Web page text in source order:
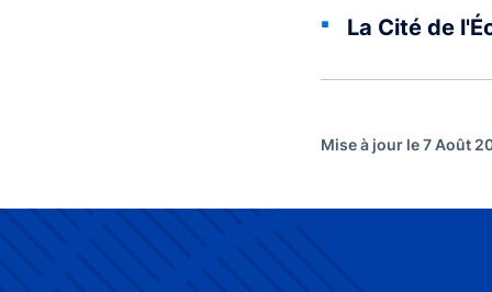
La Cité de
Mise à jour le 7 Août